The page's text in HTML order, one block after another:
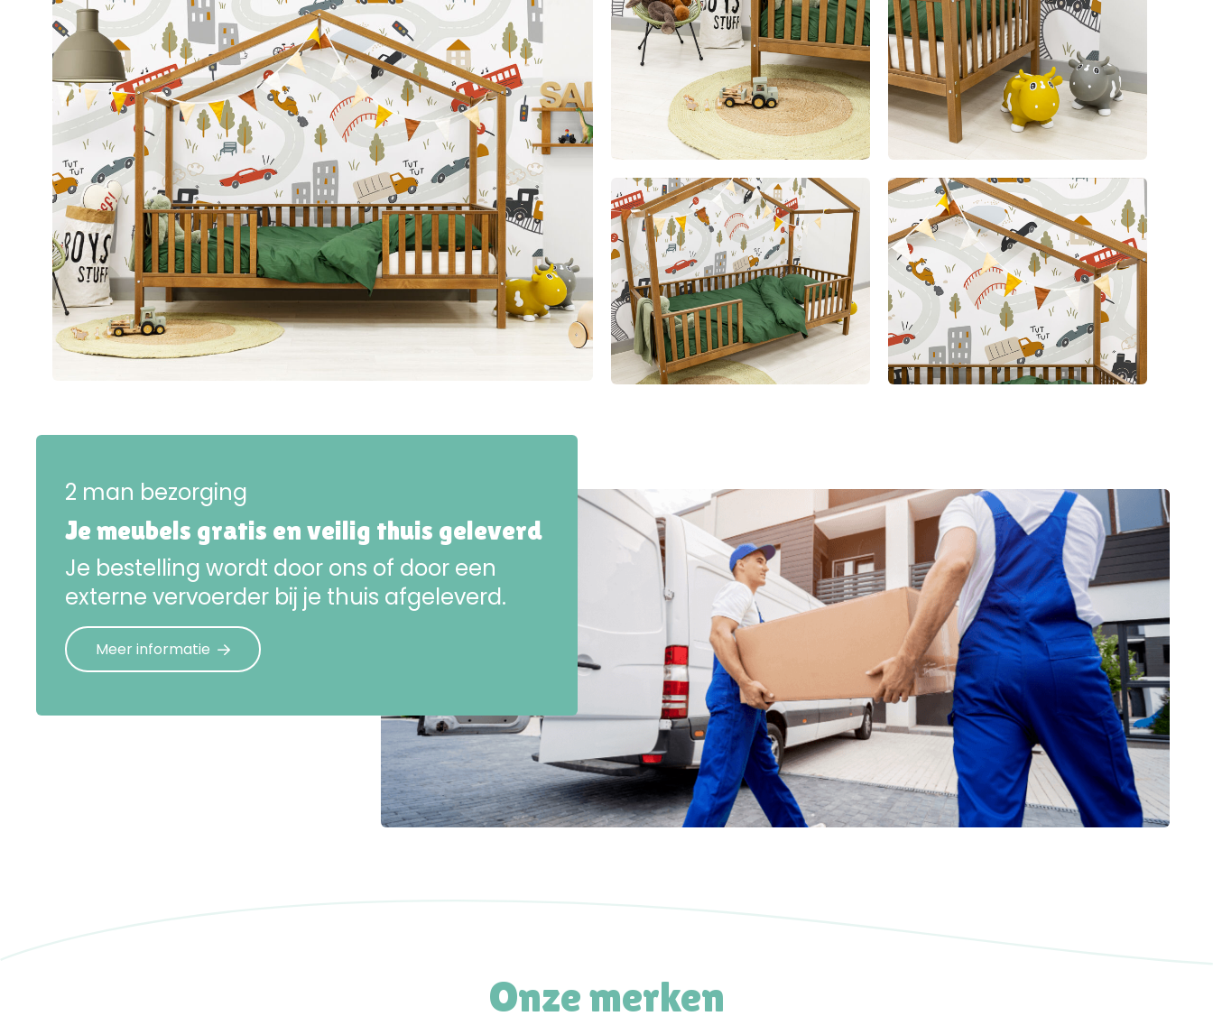
2 man bezorging
Je meubels gratis en veilig thuis geleverd
Je bestelling wordt door ons of door een
externe vervoerder bij je thuis afgeleverd.
Meer informatie
Onze merken